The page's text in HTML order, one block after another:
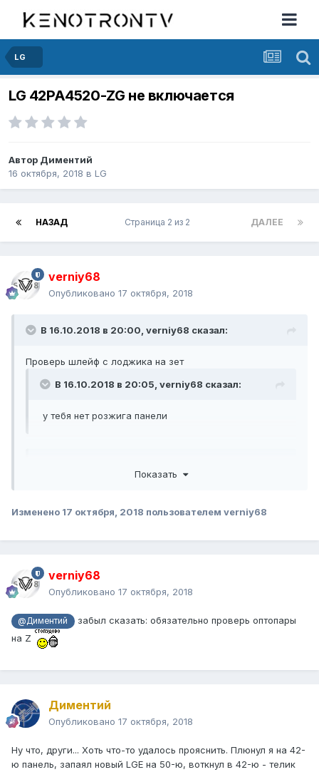
LG
LG 42PA4520-ZG не включается
Автор Диментий
16 октября, 2018 в LG
НАЗАД ДАЛЕЕ
Страница 2 из 2
verniy68
Опубликовано 17 октября, 2018
В 16.10.2018 в 20:00, verniy68 сказал:
Проверь шлейф с лоджика на зет
В 16.10.2018 в 20:05, verniy68 сказал:
у тебя нет розжига панели
В 17.10.2018 в 06:51,Диментийсказал:
Есть 18в, 5в. -
это и нужно для нормальной работы лоджика
Показать
Изменено 17 октября, 2018 пользователем verniy68
verniy68
Опубликовано 17 октября, 2018
@Диментий
забыл сказать: обязательно проверь оптопары
на Z
Диментий
Опубликовано 17 октября, 2018
Ну что, други... Хоть что-то удалось прояснить. Плюнул я на 42-
ю панель, запаял новый LGE на 50-ю, воткнул в 42-ю - телик